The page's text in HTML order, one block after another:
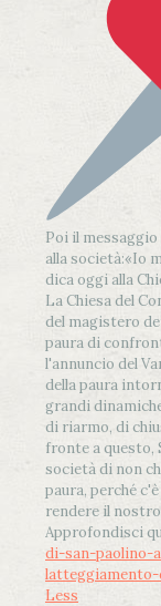
Poi il messaggio
alla società:«Io
dica oggi alla
La Chiesa del
del magistero
paura di
l'annuncio del
della paura
grandi
di riarmo, di
fronte a questo,
società di non
paura, perché
rendere il
Approfondisci
di-san-paolino-
Less